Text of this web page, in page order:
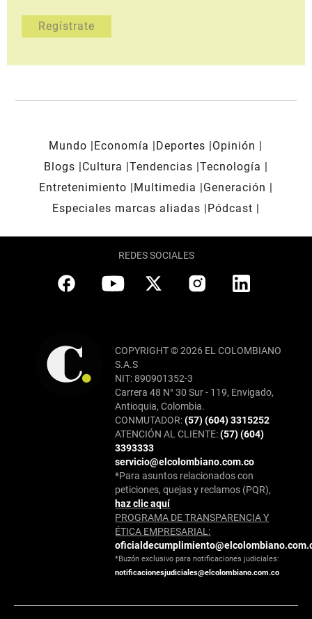
Mundo Economía Deportes
Opinión
Blogs
Cultura Tendencias Tecnología
Entretenimiento
Multimedia
Generación
Especiales marcas aliadas
Pódcast
REDES SOCIALES
COPYRIGHT © 2026 EL COLOMBIANO
S.A.S
NIT: 890901352-3
Carrera 48 N° 30 Sur - 119, Envigado,
Antioquia, Colombia.
CONMUTADOR:(57) (604) 3315252
ATENCIÓN AL CLIENTE:(57) (604)
3393333
servicio@elcolombiano.com.co
*Para asuntos relacionados con
peticiones, quejas y reclamos (PQR),
haz clic aquí
PROGRAMA DE TRANSPARENCIA Y
ÉTICA EMPRESARIAL:
*Buzón exclusivo para notificaciones judiciales:
notificacionesjudiciales@elcolombiano.com.co